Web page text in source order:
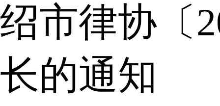
绍市律协〔
长的通知